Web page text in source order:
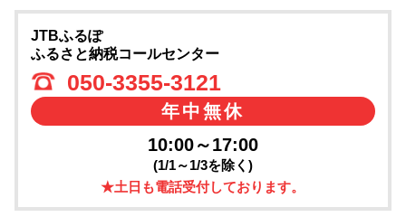
JTBふるぽ
ふるさと納税コールセンター
050-3355-3121
年中無休
10:00～17:00
(1/1～1/3を除く)
★土日も電話受付しております。